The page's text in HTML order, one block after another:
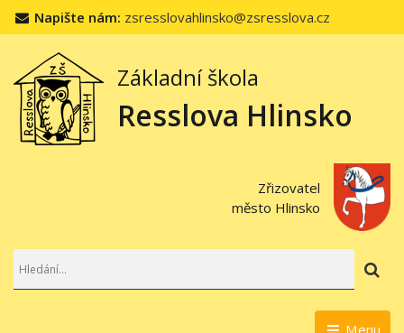
Napište nám: zsresslovahlinsko@zsresslova.cz
Základní škola
Resslova Hlinsko
Zřizovatel
město Hlinsko
Menu